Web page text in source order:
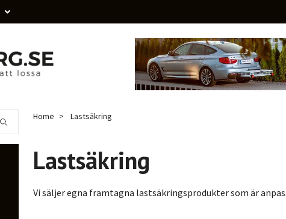
Home Lastsäkring
Lastsäkring
Vi säljer egna framtagna lastsäkringsprodukter som är